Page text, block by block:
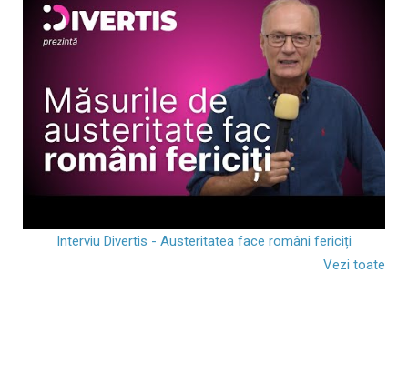
Interviu Divertis - Austeritatea face români fericiți
Vezi toate